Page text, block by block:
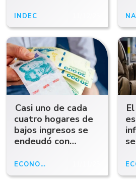
noviembre
INDEC
Casi uno de cada
cuatro hogares de
bajos ingresos se
endeudó con
ECONOMÍA